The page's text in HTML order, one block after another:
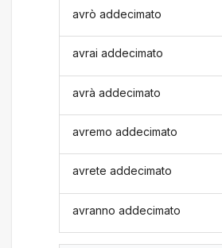
avrò addecimato
avrai addecimato
avrà addecimato
avremo addecimato
avrete addecimato
avranno addecimato